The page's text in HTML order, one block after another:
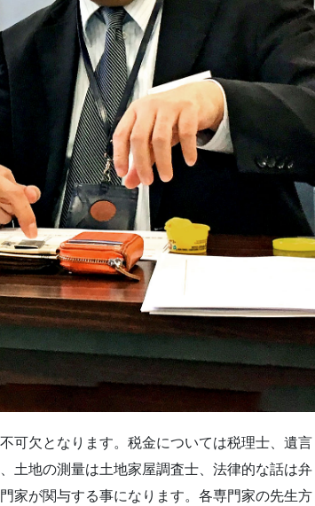
可欠となります。税金については税理士、遺言
土地の測量は土地家屋調査士、法律的な話は弁
家が関与する事になります。各専門家の先生方